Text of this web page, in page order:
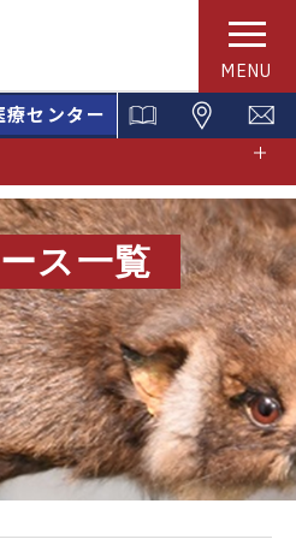
MENU
療センター
ス一覧